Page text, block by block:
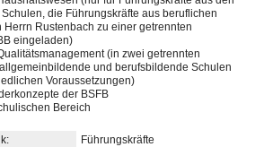
die Führungskräfte aus beruflichen
Rustenbach zu einer getrennten
eingeladen)
(in zwei getrennten
und berufsbildende Schulen
Voraussetzungen)
der BSFB
Bereich
Führungskräfte